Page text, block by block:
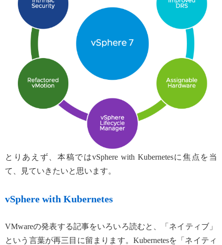
とりあえず、本稿ではvSphere with Kubernetesに焦点を当
て、見ていきたいと思います。
vSphere with Kubernetes
VMwareの発表する記事をいろいろ読むと、「ネイティブ」
という言葉が再三目に留まります。Kubernetesを「ネイティ